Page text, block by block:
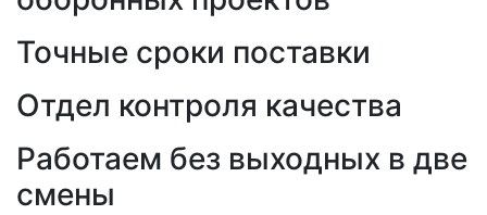
Точные сроки поставки
Отдел контроля качества
Работаем без выходных в две
смены